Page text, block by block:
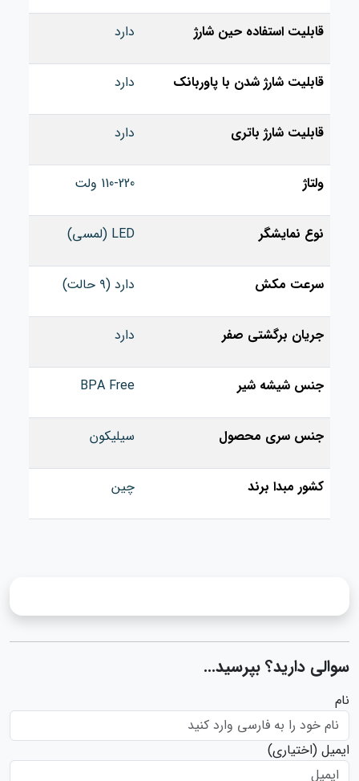
قابلیت استفاده حین شارژ دارد
قابلیت شارژ شدن با پاوربانک دارد
قابلیت شارژ باتری دارد
ولتاژ 110-220 ولت
نوع نمایشگر LED (لمسی)
سرعت مکش دارد (۹ حالت)
جریان برگشتی صفر دارد
جنس شیشه شیر BPA Free
جنس سری محصول سیلیکون
کشور مبدا برند چین
سوالی دارید؟ بپرسید...
نام
ایمیل (اختیاری)